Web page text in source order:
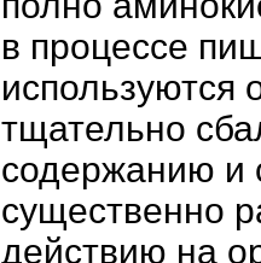
в процессе
используются
тщательно
содержанию и
существенно
действию на